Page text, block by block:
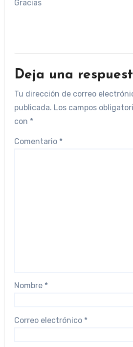
Gracias
Deja una
Tu dirección de correo
publicada. Los campos
con *
Comentario *
Nombre *
Correo electrónico *